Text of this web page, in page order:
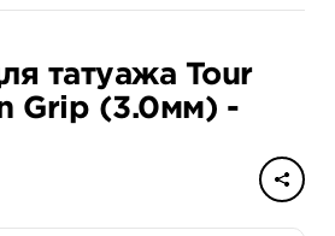
татуажа Tour
Grip (3.0мм) -